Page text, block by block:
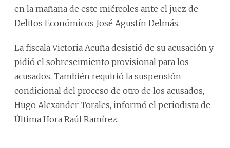
en la mañana de este miércoles ante el juez de
Delitos Económicos José Agustín Delmás.
La fiscala Victoria Acuña desistió de su acusación y
pidió el sobreseimiento provisional para los
acusados. También requirió la suspensión
condicional del proceso de otro de los acusados,
Hugo Alexander Torales, informó el periodista de
Última Hora Raúl Ramírez.